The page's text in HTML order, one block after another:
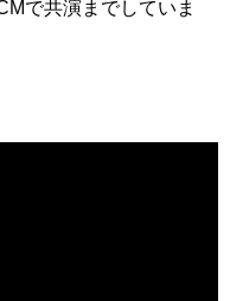
で共演までしていま